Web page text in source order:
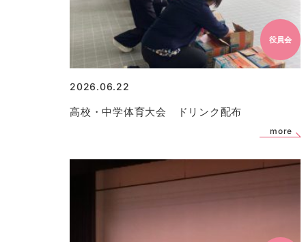
役員会
2026.06.22
高校・中学体育大会 ドリンク配布
more